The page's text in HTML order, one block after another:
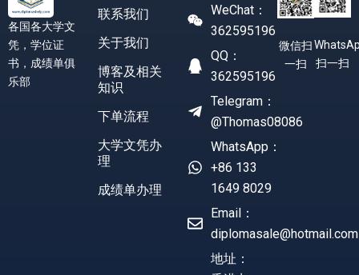
各国各大学文
凭，学位证
书，成绩单俱
乐部
联系我们
关于我们
博客及相关
知识
下单流程
大学文凭办
理
成绩单办理
WeChat：
362595196
QQ：
362595196
Telegram：
@Thomas08086
WhatsApp：
+86 133
1649 8029
Email：
diplomasale@hotmail.com
地址：
微信扫
一扫
扫一扫